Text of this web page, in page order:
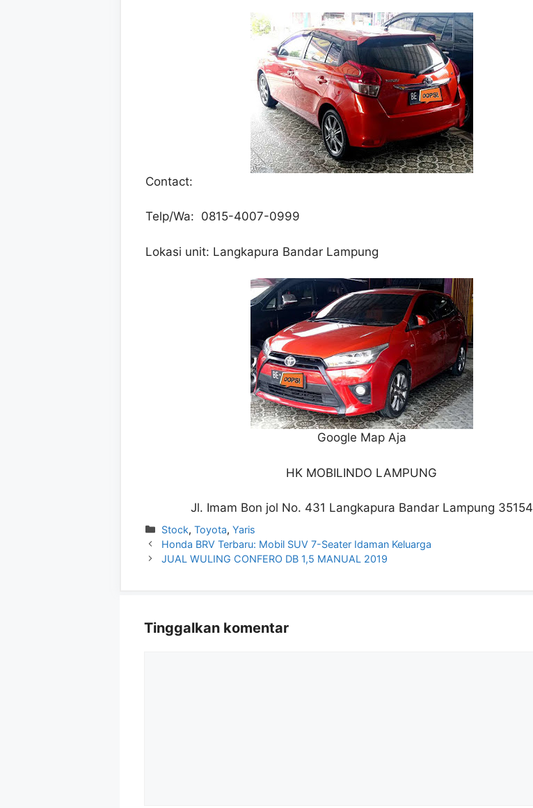
Contact:
Telp/Wa: 0815-4007-0999
Lokasi unit: Langkapura Bandar Lampung
Google Map Aja
HK MOBILINDO LAMPUNG
Jl. Imam Bon jol No. 431 Langkapura Bandar Lampung 35154
Kategori
Stock,Toyota,Yaris
Honda BRV Terbaru: Mobil SUV 7-Seater Idaman Keluarga
JUAL WULING CONFERO DB 1,5 MANUAL 2019
Tinggalkan komentar